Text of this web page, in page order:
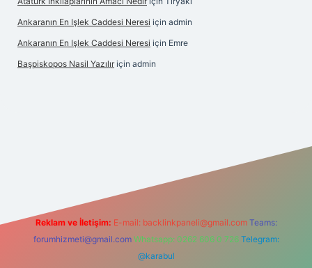
Ankaranın En Işlek Caddesi Neresi için admin
Ankaranın En Işlek Caddesi Neresi için Emre
Başpiskopos Nasil Yazılır için admin
Reklam ve İletişim: E-mail: backlinkpaneli@gmail.com Teams:
forumhizmeti@gmail.com Whatsapp: 0262 606 0 726 Telegram:
@karabul